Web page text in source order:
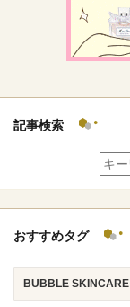
記事検索
おすすめタグ
BUBBLE SKINCARE